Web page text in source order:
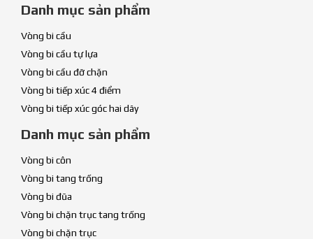
Danh mục sản phẩm
Vòng bi cầu
Vòng bi cầu tự lựa
Vòng bi cầu đỡ chặn
Vòng bi tiếp xúc 4 điểm
Vòng bi tiếp xúc góc hai dãy
Danh mục sản phẩm
Vòng bi côn
Vòng bi tang trống
Vòng bi đũa
Vòng bi chặn trục tang trống
Vòng bi chặn trục